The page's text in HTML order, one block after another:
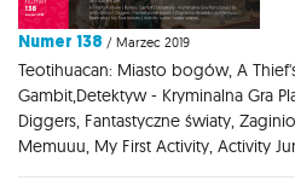
Numer 138 / Marzec 2019
Teotihuacan: Miasto bogów, A
Gambit,Detektyw - Kryminalna Gra
Diggers, Fantastyczne światy,
Memuuu, My First Activity, Activity